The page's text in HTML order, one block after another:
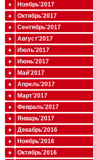
Ноябрь'2017
Октябрь'2017
Сентябрь'2017
Август'2017
Июль'2017
Июнь'2017
Май'2017
Апрель'2017
Март'2017
Февраль'2017
Январь'2017
Декабрь'2016
Ноябрь'2016
Октябрь'2016